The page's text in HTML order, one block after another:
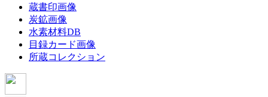
蔵書印画像
炭鉱画像
水素材料DB
目録カード画像
所蔵コレクション